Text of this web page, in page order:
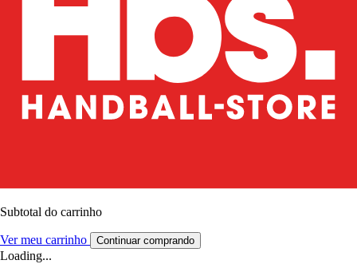
Subtotal do carrinho
Ver meu carrinho Continuar comprando
Loading...